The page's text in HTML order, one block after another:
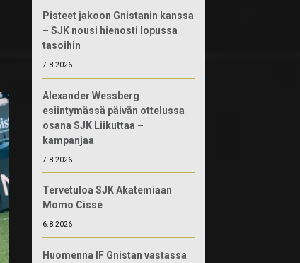
Pisteet jakoon Gnistanin kanssa
– SJK nousi hienosti lopussa
tasoihin
7.8.2026
Alexander Wessberg
esiintymässä päivän ottelussa
osana SJK Liikuttaa –
kampanjaa
7.8.2026
Tervetuloa SJK Akatemiaan
Momo Cissé
6.8.2026
Huomenna IF Gnistan vastassa